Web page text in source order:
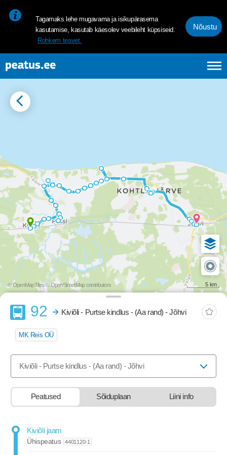
Tagamaks lehe mugavama ja isikupärasema
kasutamise, kasutab käesolev veebileht küpsiseid.
Rohkem teavet.
Nõustu
© OpenMapTiles © OpenStreetMap contributors 5 km
Buss
92 Kiviõli - Purtse kindlus - (Aa rand) - Jõhvi
MK Reis OÜ
Kiviõli - Purtse kindlus - (Aa rand) - Jõhvi
Peatused Sõiduplaan Liini info
stop-list-update.sr-instructions
Kiviõli jaam
Ühispeatus 4401120-1